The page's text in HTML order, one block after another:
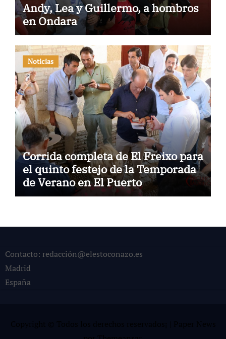
Andy, Lea y Guillermo, a hombros
en Ondara
Noticias
Corrida completa de El Freixo para
el quinto festejo de la Temporada
de Verano en El Puerto
Contacto: redacción@elestoconazo.es
Madrid
España